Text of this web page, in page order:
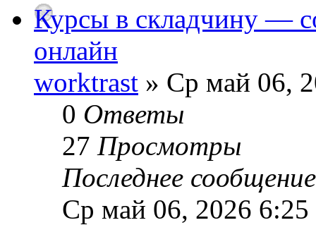
Курсы в складчину —
онлайн
worktrast » Ср май 06,
0 Ответы
27 Просмотры
Последнее
Ср май 06, 2026 6:25